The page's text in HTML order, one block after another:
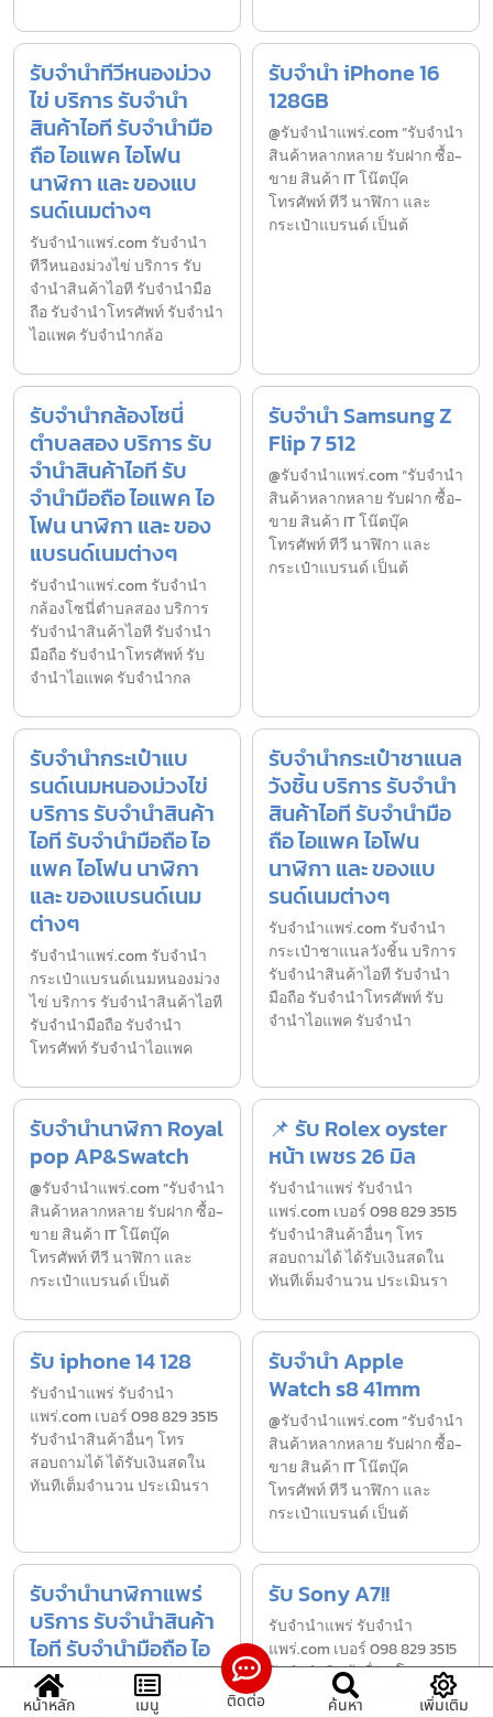
รับจำนำทีวีหนองม่วง
ไข่ บริการ รับจำนำ
สินค้าไอที รับจำนำมือ
ถือ ไอแพค ไอโฟน
นาฬิกา และ ของแบ
รนด์เนมต่างๆ
รับจํานําแพร่.com รับจำนำ
ทีวีหนองม่วงไข่ บริการ รับ
จำนำสินค้าไอที รับจำนำมือ
ถือ รับจำนำโทรศัพท์ รับจำนำ
ไอแพค รับจำนำกล้อ
รับจำนำ iPhone 16
128GB
@รับจำนำแพร่.com “รับจำนำ
สินค้าหลากหลาย รับฝาก ซื้อ-
ขาย สินค้า IT โน๊ตบุ๊ค
โทรศัพท์ ทีวี นาฬิกา และ
กระเป๋าแบรนด์ เป็นต้
รับจำนำกล้องโซนี่
ตำบลสอง บริการ รับ
จำนำสินค้าไอที รับ
จำนำมือถือ ไอแพค ไอ
โฟน นาฬิกา และ ของ
แบรนด์เนมต่างๆ
รับจํานําแพร่.com รับจำนำ
กล้องโซนี่ตำบลสอง บริการ
รับจำนำสินค้าไอที รับจำนำ
มือถือ รับจำนำโทรศัพท์ รับ
จำนำไอแพค รับจำนำกล
รับจำนำ Samsung Z
Flip 7 512
@รับจำนำแพร่.com “รับจำนำ
สินค้าหลากหลาย รับฝาก ซื้อ-
ขาย สินค้า IT โน๊ตบุ๊ค
โทรศัพท์ ทีวี นาฬิกา และ
กระเป๋าแบรนด์ เป็นต้
รับจำนำกระเป๋าแบ
รนด์เนมหนองม่วงไข่
บริการ รับจำนำสินค้า
ไอที รับจำนำมือถือ ไอ
แพค ไอโฟน นาฬิกา
และ ของแบรนด์เนม
ต่างๆ
รับจํานําแพร่.com รับจำนำ
กระเป๋าแบรนด์เนมหนองม่วง
ไข่ บริการ รับจำนำสินค้าไอที
รับจำนำมือถือ รับจำนำ
โทรศัพท์ รับจำนำไอแพค
รับจำนำกระเป๋าชาแนล
วังชิ้น บริการ รับจำนำ
สินค้าไอที รับจำนำมือ
ถือ ไอแพค ไอโฟน
นาฬิกา และ ของแบ
รนด์เนมต่างๆ
รับจํานําแพร่.com รับจำนำ
กระเป๋าชาแนลวังชิ้น บริการ
รับจำนำสินค้าไอที รับจำนำ
มือถือ รับจำนำโทรศัพท์ รับ
จำนำไอแพค รับจำนำ
รับจำนำนาฬิกา Royal
pop AP&Swatch
@รับจำนำแพร่.com “รับจำนำ
สินค้าหลากหลาย รับฝาก ซื้อ-
ขาย สินค้า IT โน๊ตบุ๊ค
โทรศัพท์ ทีวี นาฬิกา และ
กระเป๋าแบรนด์ เป็นต้
📌 รับ Rolex oyster
หน้า เพชร 26 มิล
รับจํานำแพร่ รับจํานํา
แพร่.com เบอร์ 098 829 3515
รับจำนำสินค้าอื่นๆ โทร
สอบถามได้ ได้รับเงินสดใน
ทันทีเต็มจำนวน ประเมินรา
รับ iphone 14 128
รับจํานำแพร่ รับจํานํา
แพร่.com เบอร์ 098 829 3515
รับจำนำสินค้าอื่นๆ โทร
สอบถามได้ ได้รับเงินสดใน
ทันทีเต็มจำนวน ประเมินรา
รับจำนำ Apple
Watch s8 41mm
@รับจำนำแพร่.com “รับจำนำ
สินค้าหลากหลาย รับฝาก ซื้อ-
ขาย สินค้า IT โน๊ตบุ๊ค
โทรศัพท์ ทีวี นาฬิกา และ
กระเป๋าแบรนด์ เป็นต้
รับจำนำนาฬิกาแพร่
บริการ รับจำนำสินค้า
ไอที รับจำนำมือถือ ไอ
แพค ไอโฟน นาฬิกา
และ ของแบรนด์เนม
รับ Sony A7!!
รับจํานำแพร่ รับจํานํา
แพร่.com เบอร์ 098 829 3515
รับจำนำสินค้าอื่นๆ โทร
สอบถามได้ ได้รับเงินสดใน
หน้าหลัก เมนู ติดต่อ ค้นหา เพิ่มเติม